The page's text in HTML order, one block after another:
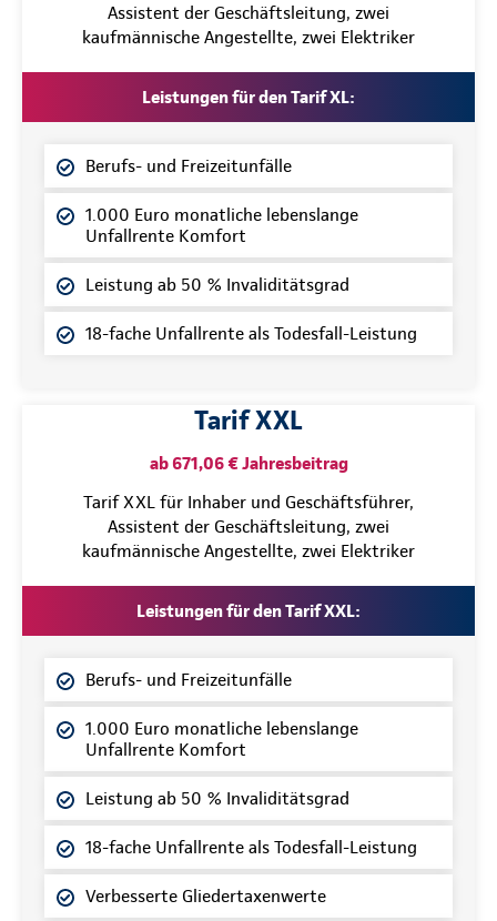
Assistent der Geschäftsleitung, zwei
kaufmännische Angestellte, zwei Elektriker
Leistungen für den Tarif XL:
Berufs- und Freizeitunfälle
1.000 Euro monatliche lebenslange
Unfallrente Komfort
Leistung ab 50 % Invaliditätsgrad
18-fache Unfallrente als Todesfall-Leistung
Tarif XXL
ab 671,06 € Jahresbeitrag
Tarif XXL für Inhaber und Geschäftsführer,
Assistent der Geschäftsleitung, zwei
kaufmännische Angestellte, zwei Elektriker
Leistungen für den Tarif XXL:
Berufs- und Freizeitunfälle
1.000 Euro monatliche lebenslange
Unfallrente Komfort
Leistung ab 50 % Invaliditätsgrad
18-fache Unfallrente als Todesfall-Leistung
Verbesserte Gliedertaxenwerte